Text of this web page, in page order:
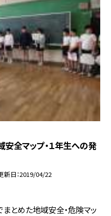
全マップ・１年生への発
新日 2019/04/22
とめた地域安全・危険マッ